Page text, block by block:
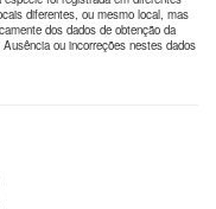
diferentes, ou mesmo local, mas
dos dados de obtenção da
ou incorreções nestes dados